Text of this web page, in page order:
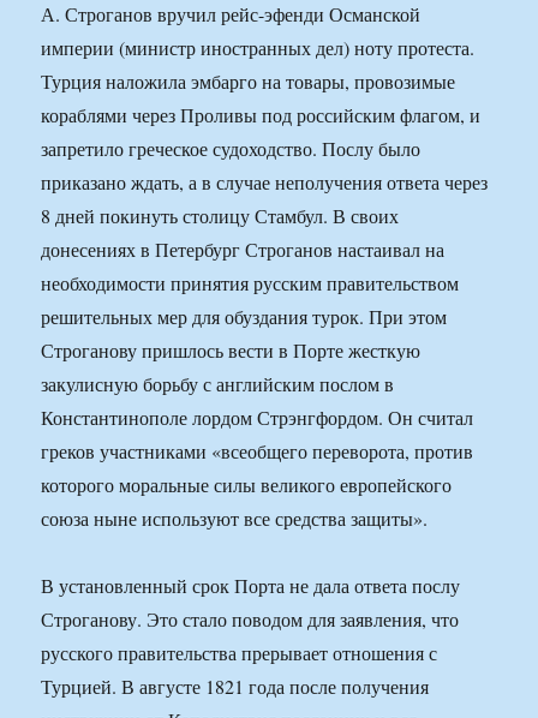
А. Строганов вручил рейс-эфенди Османской
империи (министр иностранных дел) ноту протеста.
Турция наложила эмбарго на товары, провозимые
кораблями через Проливы под российским флагом, и
запретило греческое судоходство. Послу было
приказано ждать, а в случае неполучения ответа через
8 дней покинуть столицу Стамбул. В своих
донесениях в Петербург Строганов настаивал на
необходимости принятия русским правительством
решительных мер для обуздания турок. При этом
Строганову пришлось вести в Порте жесткую
закулисную борьбу с английским послом в
Константинополе лордом Стрэнгфордом. Он считал
греков участниками «всеобщего переворота, против
которого моральные силы великого европейского
союза ныне используют все средства защиты».
В установленный срок Порта не дала ответа послу
Строганову. Это стало поводом для заявления, что
русского правительства прерывает отношения с
Турцией. В августе 1821 года после получения